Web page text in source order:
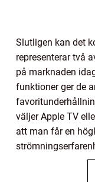
Slutligen kan det
representerar två
på marknaden
funktioner ger de
väljer Apple TV
att man får en